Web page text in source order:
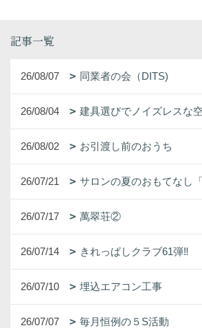
記事一覧
26/08/07 同業者の会（DITS)
26/08/04 建具選びでノイズレスな
26/08/02 お引渡し前のおうち
26/07/21 サロンの夏のおもてなし
26/07/17 萬翠荘②
26/07/14 きれっぱしクラブ61弾‼
26/07/10 埋込エアコン工事
26/07/07 毎月恒例の５S活動